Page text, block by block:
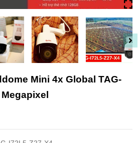
Mini 4x Global TAG-
Megapixel